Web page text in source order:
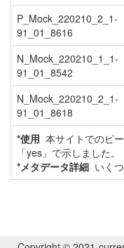
P_Mock_220210_2_1-
91_01_8616
N_Mock_220210_1_1-
91_01_8542
N_Mock_220210_2_1-
91_01_8618
*使用 本サイトでのピ
「yes」で示しました。
*メタデータ詳細 いく